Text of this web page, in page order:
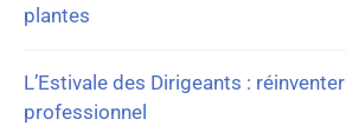
plantes
L’Estivale des Dirigeants :
professionnel